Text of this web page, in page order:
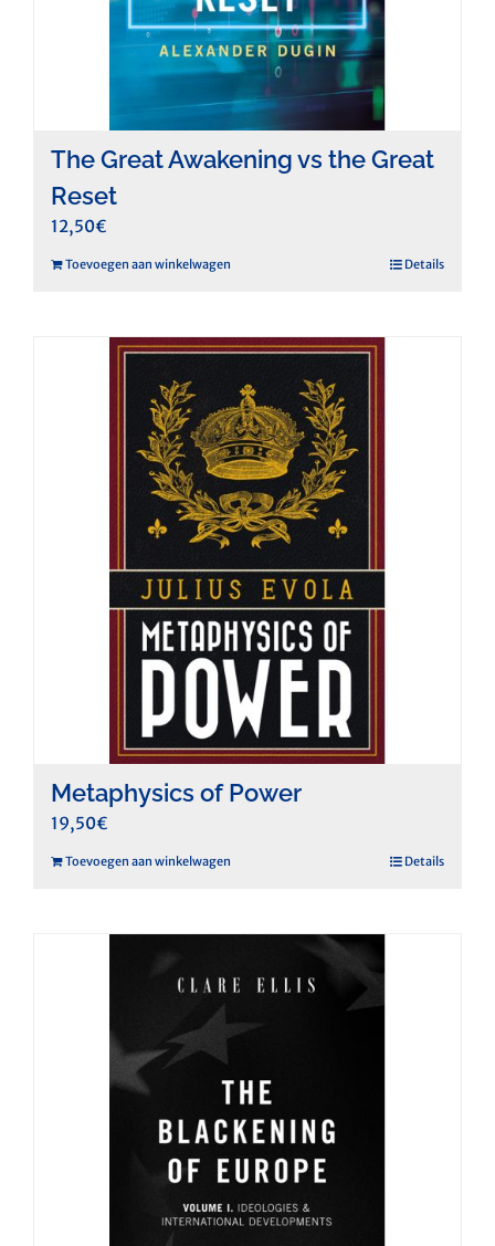
The Great Awakening vs the Great
Reset
12,50€
Toevoegen aan winkelwagen Details
Metaphysics of Power
19,50€
Toevoegen aan winkelwagen Details